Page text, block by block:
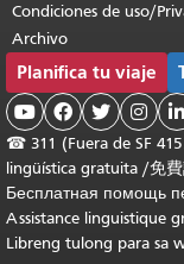
Condiciones de uso/
Archivo
Planifica tu viaje
    
☎ 311 (Fuera de SF
lingüística gratuita /免
Бесплатная помощь
Assistance linguistique
Libreng tulong para sa